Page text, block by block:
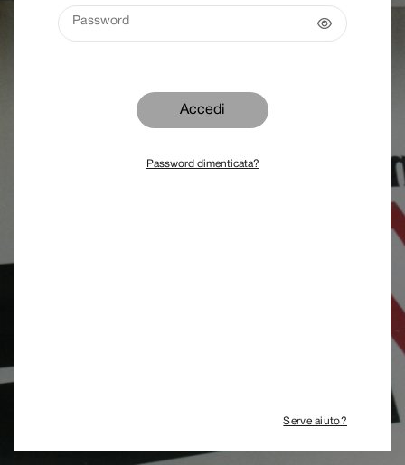
Password
Mostra
Accedi
Password dimenticata?
Serve aiuto?